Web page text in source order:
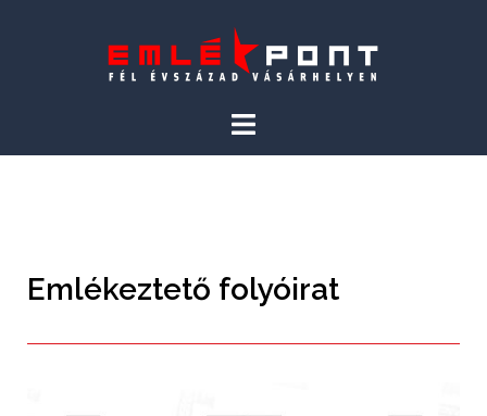
Emlékeztető folyóirat